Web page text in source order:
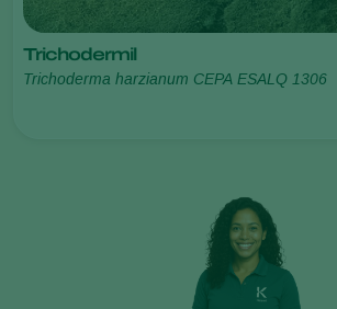
Trichodermil
Trichoderma harzianum CEPA ESALQ 1306